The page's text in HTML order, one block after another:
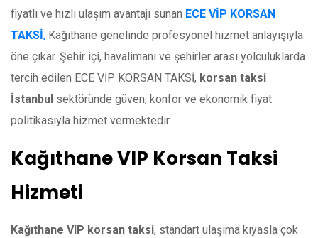
fiyatlı ve hızlı ulaşım avantajı sunan ECE VİP KORSAN
TAKSİ, Kağıthane genelinde profesyonel hizmet anlayışıyla
öne çıkar. Şehir içi, havalimanı ve şehirler arası yolculuklarda
tercih edilen ECE VİP KORSAN TAKSİ, korsan taksi
İstanbul sektöründe güven, konfor ve ekonomik fiyat
politikasıyla hizmet vermektedir.
Kağıthane VIP Korsan Taksi
Hizmeti
Kağıthane VIP korsan taksi, standart ulaşıma kıyasla çok